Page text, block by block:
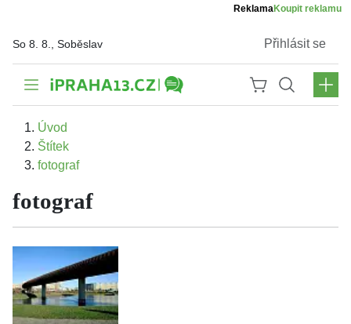
ReklamaKoupit reklamu
So 8. 8., Soběslav Přihlásit se
Úvod
Štítek
fotograf
fotograf